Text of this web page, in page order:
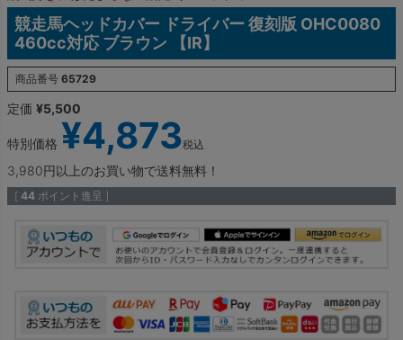
競走馬ヘッドカバー ドライバー 復刻版 OHC0080
460cc対応 ブラウン 【IR】
商品番号 65729
定価 ¥5,500
特別価格 ¥4,873税込
3,980円以上のお買い物で送料無料！
[ 44 ポイント進呈 ]